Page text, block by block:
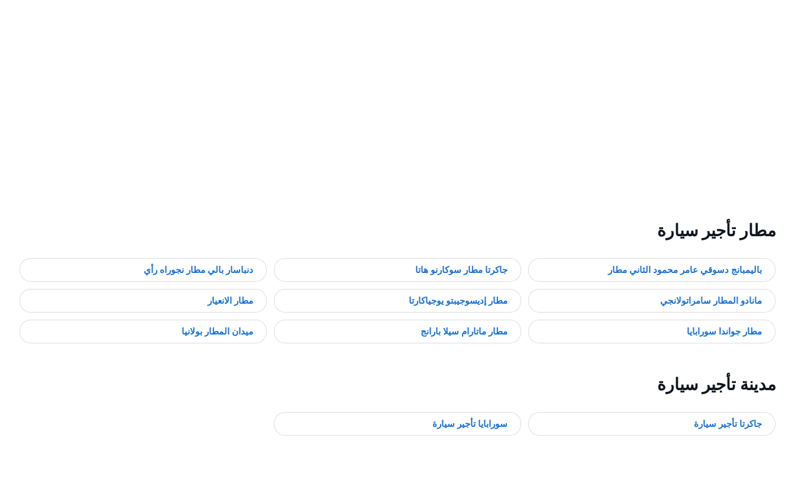
مطار تأجير سيارة
باليمبانج دسوقي عامر محمود الثاني مطار جاكرتا مطار سوكارنو هاتا دنباسار بالي مطار نجوراه رأي
مانادو المطار سامراتولانجي مطار إديسوجيبتو يوجياكارتا مطار الانعيار
مطار جواندا سورابايا مطار ماتارام سيلا بارانج ميدان المطار بولانيا
مدينة تأجير سيارة
جاكرتا تأجير سيارة سورابايا تأجير سيارة